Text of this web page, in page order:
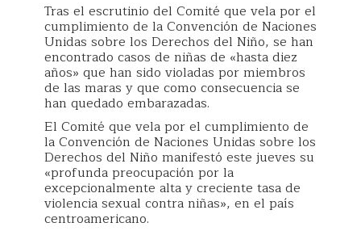
Tras el escrutinio del Comité que vela por el
cumplimiento de la Convención de Naciones
Unidas sobre los Derechos del Niño, se han
encontrado casos de niñas de «hasta diez
años» que han sido violadas por miembros
de las maras y que como consecuencia se
han quedado embarazadas.
El Comité que vela por el cumplimiento de
la Convención de Naciones Unidas sobre los
Derechos del Niño manifestó este jueves su
«profunda preocupación por la
excepcionalmente alta y creciente tasa de
violencia sexual contra niñas», en el país
centroamericano.